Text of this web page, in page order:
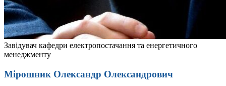
Завідувач кафедри електропостачання та енергетичного
менеджменту
Мірошник Олександр Олександрович